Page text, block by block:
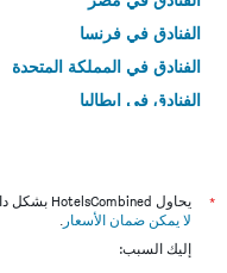
الفنادق في فرنسا
الفنادق في المملكة المتحدة
الفنادق في إيطاليا
*
يحاول HotelsCombined بشكل دائم الحصول على الأسعار الدقيقة، ولكن
لا يمكن ضمان الأسعار .
إليك السبب: